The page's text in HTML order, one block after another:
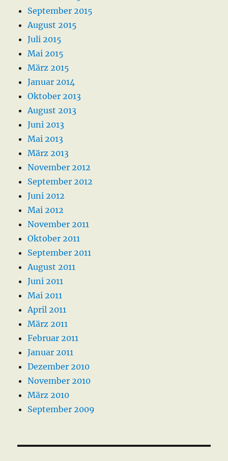
September 2015
August 2015
Juli 2015
Mai 2015
März 2015
Januar 2014
Oktober 2013
August 2013
Juni 2013
Mai 2013
März 2013
November 2012
September 2012
Juni 2012
Mai 2012
November 2011
Oktober 2011
September 2011
August 2011
Juni 2011
Mai 2011
April 2011
März 2011
Februar 2011
Januar 2011
Dezember 2010
November 2010
März 2010
September 2009